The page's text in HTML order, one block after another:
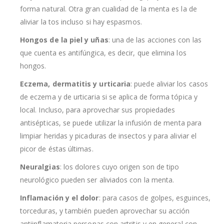
forma natural. Otra gran cualidad de la menta es la de
aliviar la tos incluso si hay espasmos.
Hongos de la piel y uñas: una de las acciones con las
que cuenta es antifúngica, es decir, que elimina los
hongos.
Eczema, dermatitis y urticaria: puede aliviar los casos
de eczema y de urticaria si se aplica de forma tópica y
local. Incluso, para aprovechar sus propiedades
antisépticas, se puede utilizar la infusión de menta para
limpiar heridas y picaduras de insectos y para aliviar el
picor de éstas últimas.
Neuralgias: los dolores cuyo origen son de tipo
neurológico pueden ser aliviados con la menta.
Inflamación y el dolor: para casos de golpes, esguinces,
torceduras, y también pueden aprovechar su acción